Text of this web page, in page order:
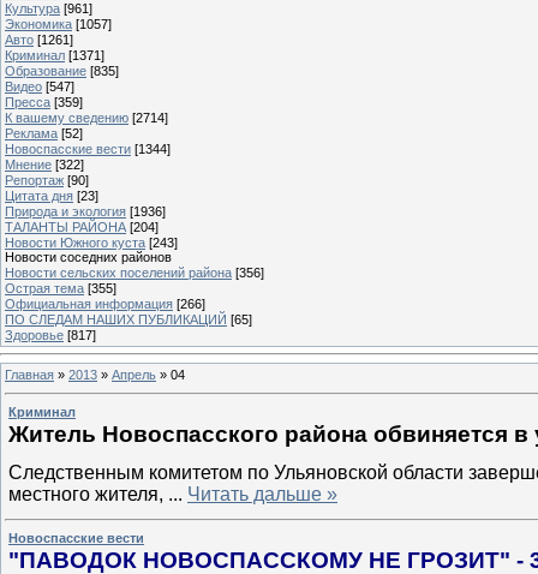
Культура [961]
Экономика [1057]
Авто [1261]
Криминал [1371]
Образование [835]
Видео [547]
Пресса [359]
К вашему сведению [2714]
Реклама [52]
Новоспасские вести [1344]
Мнение [322]
Репортаж [90]
Цитата дня [23]
Природа и экология [1936]
ТАЛАНТЫ РАЙОНА [204]
Новости Южного куста [243]
Новости соседних районов
Новости сельских поселений района [356]
Острая тема [355]
Официальная информация [266]
ПО СЛЕДАМ НАШИХ ПУБЛИКАЦИЙ [65]
Здоровье [817]
Главная » 2013 » Апрель » 04
Криминал
Житель Новоспасского района обвиняется в
Следственным комитетом по Ульяновской области
местного жителя, ... Читать дальше »
Новоспасские вести
"ПАВОДОК НОВОСПАССКОМУ НЕ ГРОЗИТ" -